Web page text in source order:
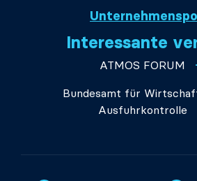
Interessante
ATMOS FORUM
Bundesamt für
Ausfuhrkontrolle